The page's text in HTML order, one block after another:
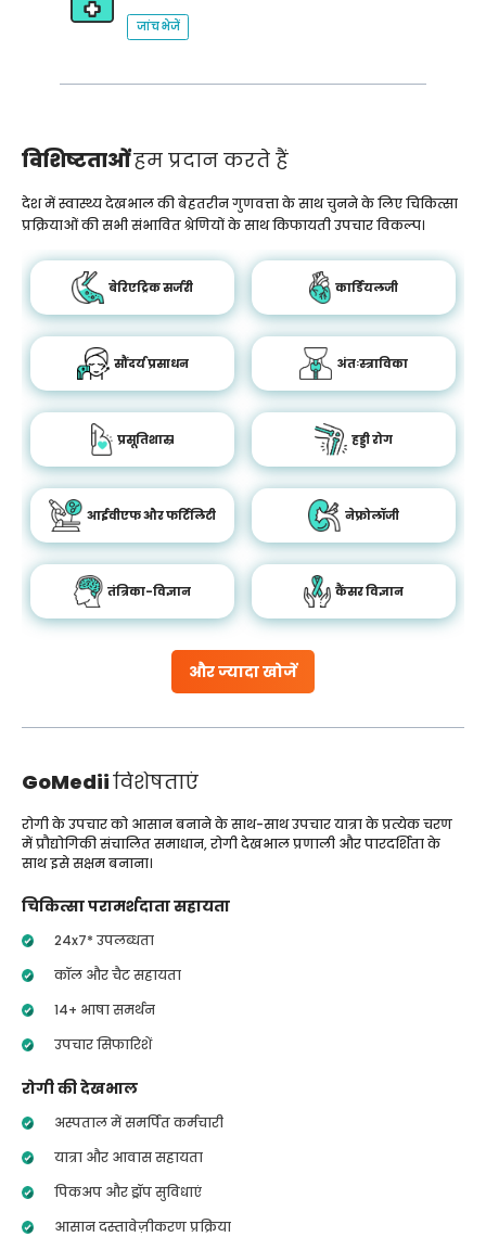
जांच भेजें
विशिष्टताओंहम प्रदान करते हैं
और ज्यादा खोजें
देश में स्वास्थ्य देखभाल की बेहतरीन गुणवत्ता के साथ चुनने के लिए चिकित्सा
प्रक्रियाओं की सभी संभावित श्रेणियों के साथ किफायती उपचार विकल्प।
बेरिएट्रिक सर्जरी कार्डियलजी
सौंदर्य प्रसाधन अंतःस्त्राविका
प्रसूतिशास्र हड्डी रोग
आईवीएफ और फर्टिलिटी नेफ्रोलॉजी
तंत्रिका-विज्ञान कैंसर विज्ञान
GoMediiविशेषताएं
रोगी के उपचार को आसान बनाने के साथ-साथ उपचार यात्रा के प्रत्येक चरण
में प्रौद्योगिकी संचालित समाधान, रोगी देखभाल प्रणाली और पारदर्शिता के
साथ इसे सक्षम बनाना।
चिकित्सा परामर्शदाता सहायता
24x7* उपलब्धता
कॉल और चैट सहायता
14+ भाषा समर्थन
उपचार सिफारिशें
रोगी की देखभाल
अस्पताल में समर्पित कर्मचारी
यात्रा और आवास सहायता
पिकअप और ड्रॉप सुविधाएं
आसान दस्तावेज़ीकरण प्रक्रिया